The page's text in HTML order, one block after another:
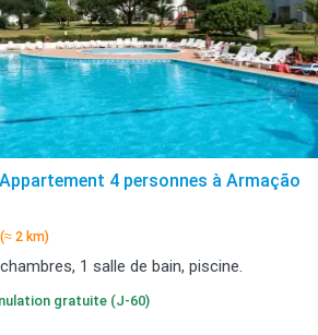
4 personnes à Armação
(≈ 2 km)
1 salle de bain, piscine.
gratuite (J-60)